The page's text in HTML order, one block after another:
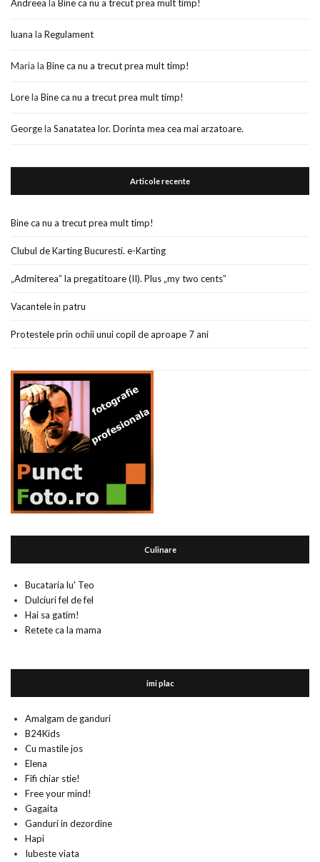
Andreea la Bine ca nu a trecut prea mult timp!
luana la Regulament
Maria la Bine ca nu a trecut prea mult timp!
Lorela Bine ca nu a trecut prea mult timp!
Georgela Sanatatea lor. Dorinta mea cea mai arzatoare.
Articole recente
Bine ca nu a trecut prea mult timp!
Clubul de Karting Bucuresti. e-Karting
„Admiterea” la pregatitoare (II). Plus „my two cents”
Vacantele in patru
Protestele prin ochii unui copil de aproape 7 ani
Culinare
Bucataria lu' Teo
Dulciuri fel de fel
Hai sa gatim!
Retete ca la mama
imi plac
Amalgam de ganduri
B24Kids
Cu mastile jos
Elena
Fifi chiar stie!
Free your mind!
Gagaita
Ganduri in dezordine
Hapi
Iubeste viata